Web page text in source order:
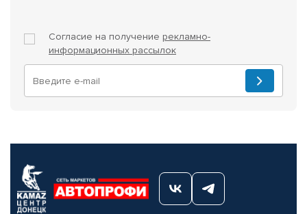
Согласие на получение рекламно-
информационных рассылок